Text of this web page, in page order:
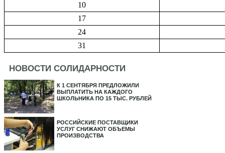
10
17
24
31
НОВОСТИ СОЛИДАРНОСТИ
К 1 СЕНТЯБРЯ ПРЕДЛОЖИЛИ
ВЫПЛАТИТЬ НА КАЖДОГО
ШКОЛЬНИКА ПО 15 ТЫС. РУБЛЕЙ
РОССИЙСКИЕ ПОСТАВЩИКИ
УСЛУГ СНИЖАЮТ ОБЪЕМЫ
ПРОИЗВОДСТВА